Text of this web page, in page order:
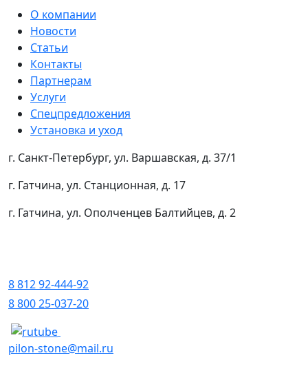
О компании
Новости
Статьи
Контакты
Партнерам
Услуги
Спецпредложения
Установка и уход
г. Санкт-Петербург, ул. Варшавская, д. 37/1
г. Гатчина, ул. Станционная, д. 17
г. Гатчина, ул. Ополченцев Балтийцев, д. 2
8 812 92-444-92
8 800 25-037-20
pilon-stone@mail.ru